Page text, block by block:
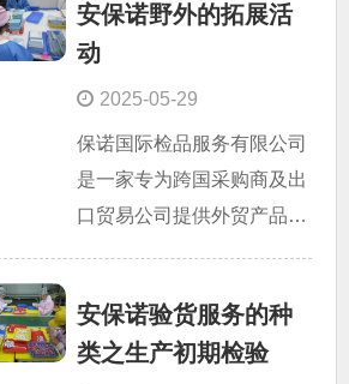
义的节日。
安保诺野外的拓展活
动
2025-05-29
保诺国际检品服务有限公司
是一家专为跨国采购商及出
口贸易公司提供外贸产品品
的检验及质量技术服 务，
避免交货上的延误和产品的
安保诺验货服务的种
类之生产初期检验